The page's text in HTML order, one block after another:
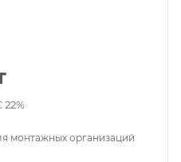
монтажных организаций